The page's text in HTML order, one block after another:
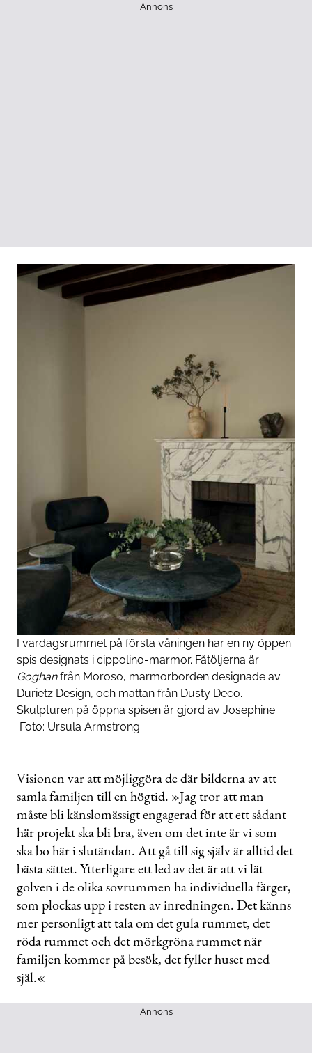
Annons
I vardagsrummet på första våningen har en ny öppen
spis designats i cippolino-marmor. Fåtöljerna är
Goghanfrån Moroso, marmorborden designade av
Durietz Design, och mattan från Dusty Deco.
Skulpturen på öppna spisen är gjord av Josephine.
Foto: Ursula Armstrong
Visionen var att möjliggöra de där bilderna av att
samla familjen till en högtid. »Jag tror att man
måste bli känslomässigt engagerad för att ett sådant
här projekt ska bli bra, även om det inte är vi som
ska bo här i slutändan. Att gå till sig själv är alltid det
bästa sättet. Ytterligare ett led av det är att vi lät
golven i de olika sovrummen ha individuella färger,
som plockas upp i resten av inredningen. Det känns
mer personligt att tala om det gula rummet, det
röda rummet och det mörkgröna rummet när
familjen kommer på besök, det fyller huset med
själ.«
Annons